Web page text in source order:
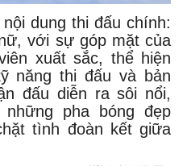
dung thi đấu chính:
với sự góp mặt của
xuất sắc, thể hiện
năng thi đấu và bản
đấu diễn ra sôi nổi,
pha bóng đẹp
tình đoàn kết giữa